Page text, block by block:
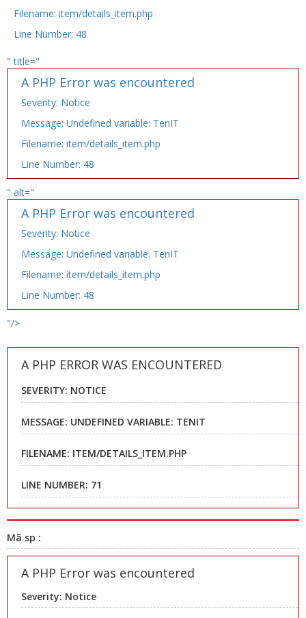
Filename: item/details_item.php
Line Number: 48
" title="
A PHP Error was encountered
Severity: Notice
Message: Undefined variable: TenIT
Filename: item/details_item.php
Line Number: 48
" alt="
A PHP Error was encountered
Severity: Notice
Message: Undefined variable: TenIT
Filename: item/details_item.php
Line Number: 48
"/>
A PHP ERROR WAS ENCOUNTERED
SEVERITY: NOTICE
MESSAGE: UNDEFINED VARIABLE: TENIT
FILENAME: ITEM/DETAILS_ITEM.PHP
LINE NUMBER: 71
Mã sp :
A PHP Error was encountered
Severity: Notice